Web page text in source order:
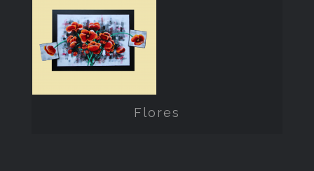
Flores
Flores